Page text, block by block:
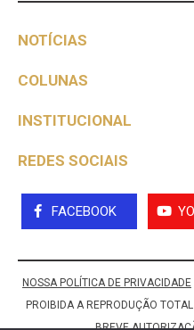
NOTÍCIAS
COLUNAS
INSTITUCIONAL
REDES SOCIAIS
FACEBOOK
NOSSA POLÍTICA DE PRIVACIDADE
PROIBIDA A REPRODUÇÃO
BREVE